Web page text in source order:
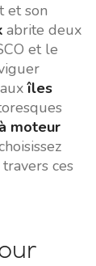
et son
abrite deux
et le
îles
moteur
ces